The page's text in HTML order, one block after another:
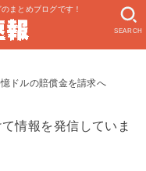
まとめブログです！
SEARCH
ドルの賠償金を請求へ
情報を発信していま